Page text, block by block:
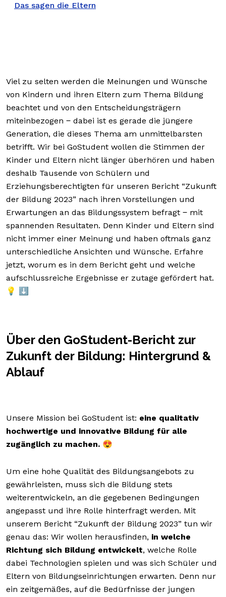
Das sagen die Eltern
Viel zu selten werden die Meinungen und Wünsche
von Kindern und ihren Eltern zum Thema Bildung
beachtet und von den Entscheidungsträgern
miteinbezogen ‒ dabei ist es gerade die jüngere
Generation, die dieses Thema am unmittelbarsten
betrifft. Wir bei GoStudent wollen die Stimmen der
Kinder und Eltern nicht länger überhören und haben
deshalb Tausende von Schülern und
Erziehungsberechtigten für unseren Bericht “Zukunft
der Bildung 2023” nach ihren Vorstellungen und
Erwartungen an das Bildungssystem befragt ‒ mit
spannenden Resultaten. Denn Kinder und Eltern sind
nicht immer einer Meinung und haben oftmals ganz
unterschiedliche Ansichten und Wünsche. Erfahre
jetzt, worum es in dem Bericht geht und welche
aufschlussreiche Ergebnisse er zutage gefördert hat.
💡 ⬇️
Über den GoStudent-Bericht zur
Zukunft der Bildung: Hintergrund &
Ablauf
Unsere Mission bei GoStudent ist: eine qualitativ
hochwertige und innovative Bildung für alle
zugänglich zu machen. 😍
Um eine hohe Qualität des Bildungsangebots zu
gewährleisten, muss sich die Bildung stets
weiterentwickeln, an die gegebenen Bedingungen
angepasst und ihre Rolle hinterfragt werden. Mit
unserem Bericht “Zukunft der Bildung 2023” tun wir
genau das: Wir wollen herausfinden, in welche
Richtung sich Bildung entwickelt, welche Rolle
dabei Technologien spielen und was sich Schüler und
Eltern von Bildungseinrichtungen erwarten. Denn nur
ein zeitgemäßes, auf die Bedürfnisse der jungen